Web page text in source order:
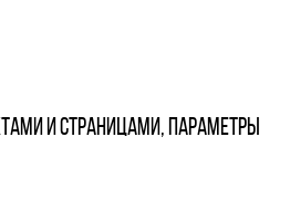
и страницами, параметры